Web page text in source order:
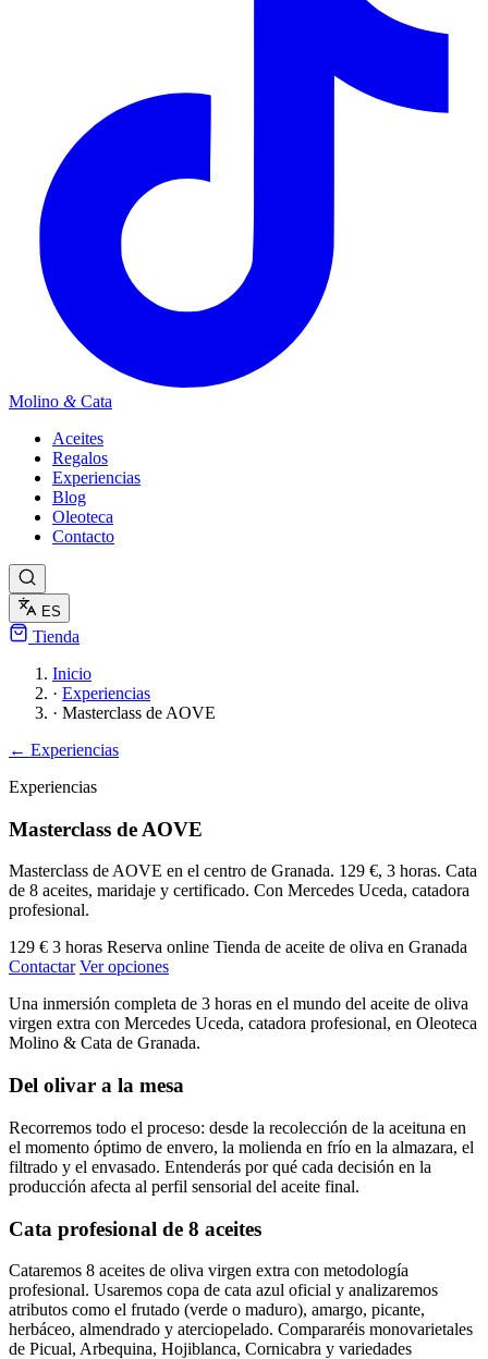
Molino &Cata
Aceites
Regalos
Experiencias
Blog
Oleoteca
Contacto
ES
Tienda
Inicio
· Experiencias
· Masterclass de AOVE
← Experiencias
Experiencias
Masterclass de AOVE
Masterclass de AOVE en el centro de Granada. 129 €, 3 horas. Cata
de 8 aceites, maridaje y certificado. Con Mercedes Uceda, catadora
profesional.
129 € 3 horas Reserva online Tienda de aceite de oliva en Granada
Contactar Ver opciones
Una inmersión completa de 3 horas en el mundo del aceite de oliva
virgen extra con Mercedes Uceda, catadora profesional, en Oleoteca
Molino & Cata de Granada.
Del olivar a la mesa
Recorremos todo el proceso: desde la recolección de la aceituna en
el momento óptimo de envero, la molienda en frío en la almazara, el
filtrado y el envasado. Entenderás por qué cada decisión en la
producción afecta al perfil sensorial del aceite final.
Cata profesional de 8 aceites
Cataremos 8 aceites de oliva virgen extra con metodología
profesional. Usaremos copa de cata azul oficial y analizaremos
atributos como el frutado (verde o maduro), amargo, picante,
herbáceo, almendrado y aterciopelado. Compararéis monovarietales
de Picual, Arbequina, Hojiblanca, Cornicabra y variedades